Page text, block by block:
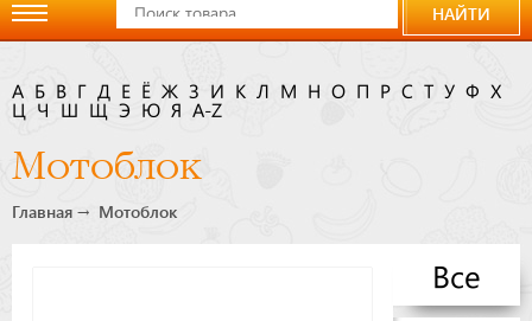
компании
Новости
НАЙТИ
А Б В Г Д Е Ё Ж З И К Л М Н О П Р С Т У Ф
Х
Ч Э Ю Я A-Z
Мотоблок
Главная Мотоблок
Все